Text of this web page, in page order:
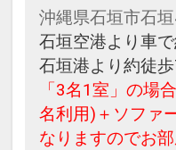
沖縄県石垣市石
石垣空港より車
石垣港より約徒
「3名1室」の場
名利用)＋ソファ
なりますのでお